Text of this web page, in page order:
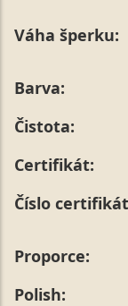
sdělit během
Pro sdělení
Váha šperku:
Barva:
Čistota:
Certifikát:
Číslo
Proporce:
Polish: